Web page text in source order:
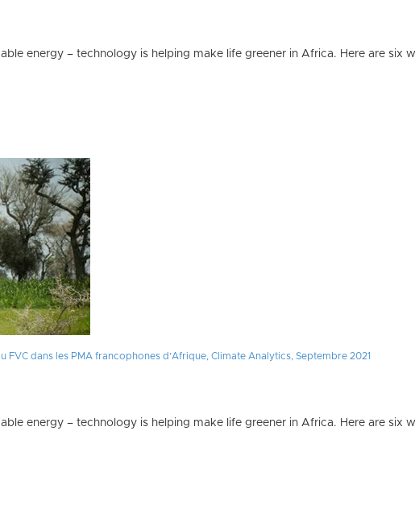
energy – technology is helping make life greener in Africa. Here are six
dans les PMA francophones d’Afrique, Climate Analytics, Septembre 2021
energy – technology is helping make life greener in Africa. Here are six